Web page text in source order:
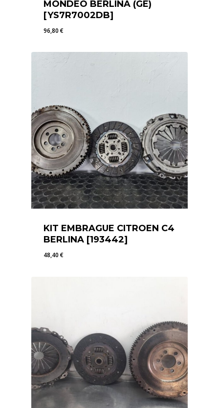
MONDEO BERLINA (GE)
[YS7R7002DB]
96,80€
KIT EMBRAGUE CITROEN C4
BERLINA [193442]
48,40€